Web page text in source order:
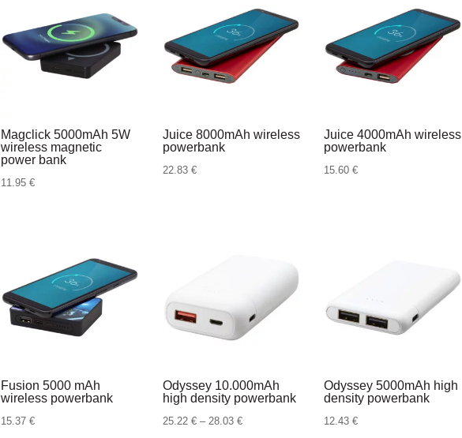
Magclick 5000mAh 5W
wireless magnetic
power bank
11.95 €
Juice 8000mAh wireless
powerbank
22.83 €
Juice 4000mAh wireless
powerbank
15.60€
Fusion 5000 mAh
wireless powerbank
15.37 €
Odyssey 10.000mAh
high density powerbank
25.22 € – 28.03 €Raspon
Odyssey 5000mAh high
density powerbank
12.43€